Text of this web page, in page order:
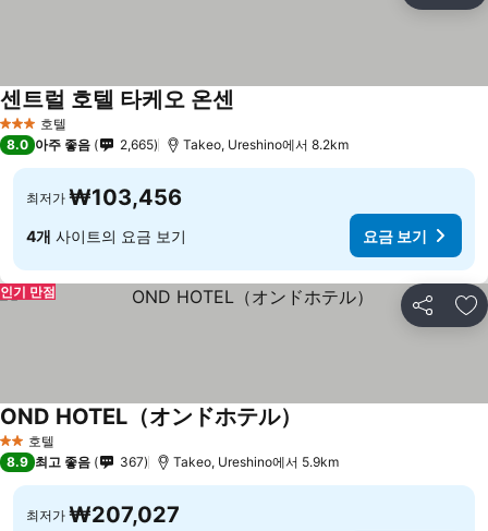
3 성급 호텔
센트럴 호텔 타케오 온센
8.0 아주 좋음 2,665 Takeo, Ureshino에서 8.2km
최저가 ₩103,456
4개 사이트의 요금 보기 요금 보기
공유 즐
인기 만점
2 성급호텔
OND HOTEL（オンドホテル）
8.9 최고 좋음 367 Takeo, Ureshino에서 5.9km
최저가 ₩207,027